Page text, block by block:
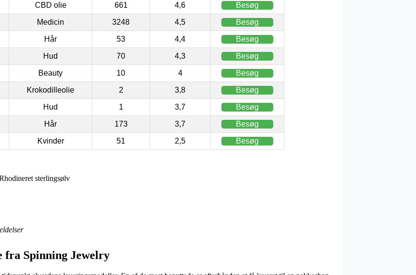
CBD olie 661 4,6 Besøg
Medicin 3248 4,5 Besøg
Hår 53 4,4 Besøg
Hud 70 4,3 Besøg
Beauty 10 4 Besøg
Krokodilleolie 2 3,8 Besøg
Hud 1 3,7 Besøg
Hår 173 3,7 Besøg
Kvinder 51 2,5 Besøg
sterlingsølv
fra Spinning Jewelry